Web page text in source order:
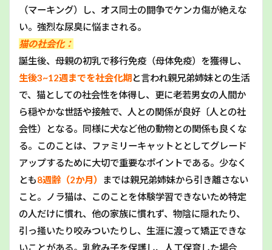
（マーキング）し、オス同士の闘争でケンカ傷が絶えな
い。強烈な尿臭に悩まされる。
猫の社会化：
誕生後、母親の初乳で移行免疫（母体免疫）を獲得し、
生後3~12週までを社会化期と言われ親兄弟姉妹との生活
で、猫としての社会性を体得し、更に老若男女の人間か
ら穏やかな世話や接触で、人との関係が良好〔人との社
会性）となる。同様に犬など他の動物との関係も良くな
る。このことは、ファミリーキャットととしてグレード
アップするために大切で重要なポイントである。少なく
とも8週齢（2か月）
までは親兄弟姉妹から引き離さない
こと。ノラ猫は、このことを体験学習できないため特定
の人だけに慣れ、他の家族に慣れず、物陰に隠れたり、
引っ掻いたり咬みついたりし、生涯に渡って矯正できな
いことがある。乳飲み子を保護し、人工保育した場合